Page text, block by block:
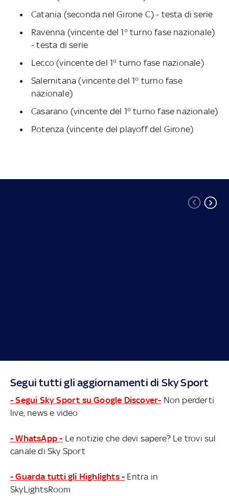
Catania (seconda nel Girone C) - testa di serie
Ravenna (vincente del 1° turno fase nazionale)
- testa di serie
Lecco (vincente del 1° turno fase nazionale)
Salernitana (vincente del 1° turno fase
nazionale)
Casarano (vincente del 1° turno fase nazionale)
Potenza (vincente del playoff del Girone)
Segui tutti gli aggiornamenti di Sky Sport
- Segui Sky Sport su Google Discover- Non perderti
live, news e video
- WhatsApp - Le notizie che devi sapere? Le trovi sul
canale di Sky Sport
- Guarda tutti gli Highlights - Entra in
SkyLightsRoom